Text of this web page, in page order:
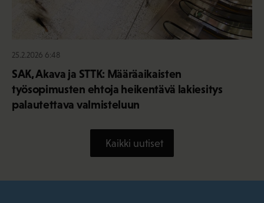
25.2.2026 6:48
SAK, Akava ja STTK: Määräaikaisten
työsopimusten ehtoja heikentävä lakiesitys
palautettava valmisteluun
Kaikki uutiset